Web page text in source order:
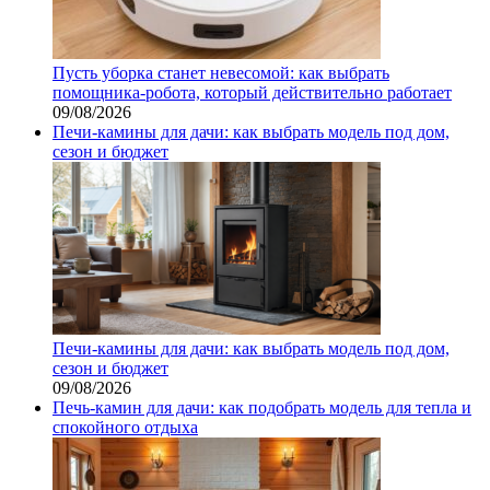
Пусть уборка станет невесомой: как выбрать
помощника‑робота, который действительно работает
09/08/2026
Печи-камины для дачи: как выбрать модель под дом,
сезон и бюджет
Печи-камины для дачи: как выбрать модель под дом,
сезон и бюджет
09/08/2026
Печь-камин для дачи: как подобрать модель для тепла и
спокойного отдыха